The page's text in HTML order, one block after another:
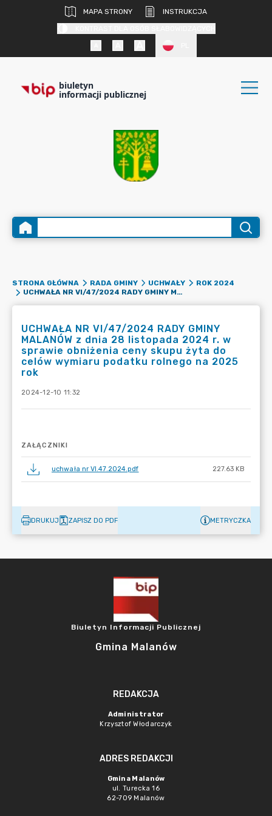
MAPA STRONY
INSTRUKCJA
biuletyn
informacji publicznej
STRONA GŁÓWNA RADA GMINY UCHWAŁY
ROK 2024
UCHWAŁA NR VI/47/2024 RADY GMINY MALANÓW Z DNIA 28 LISTOPADA 2024 R. W SPRAWIE OBNIŻENIA CENY SKUPU ŻYTA DO CELÓW WYMIARU PODATKU ROLNEGO NA 2025 ROK
UCHWAŁA NR VI/47/2024 RADY GMINY
MALANÓW z dnia 28 listopada 2024 r. w
sprawie obniżenia ceny skupu żyta do
celów wymiaru podatku rolnego na 2025
rok
2024-12-10 11:32
ZAŁĄCZNIKI
uchwała nr VI.47.2024.pdf 227.63 KB
DRUKUJ ZAPISZ DO PDF METRYCZKA
Biuletyn Informacji Publicznej
Gmina Malanów
REDAKCJA
Administrator
Krzysztof Włodarczyk
ADRES REDAKCJI
Gmina Malanów
ul. Turecka 16
62-709 Malanów